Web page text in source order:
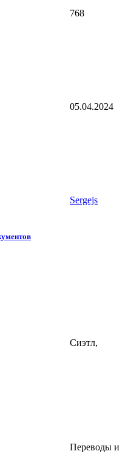
768
05.04.2024
Sergejs
Сиэтл,
Переводы и